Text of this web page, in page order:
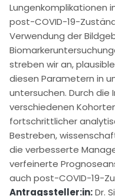
Lungenkomplikationen
post-COVID-19-
Verwendung der
streben wir an,
diesen Parametern in
untersuchen. Durch
verschiedenen
fortschrittlicher
Bestreben,
die verbesserte
verfeinerte
auch post-COVID-19-
Antragssteller:in:Dr.